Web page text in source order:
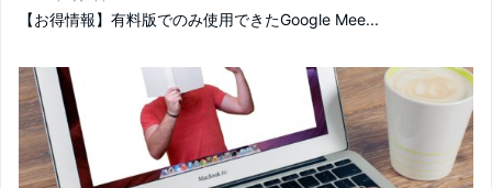
【お得情報】有料版でのみ使用できたGoogle Mee...